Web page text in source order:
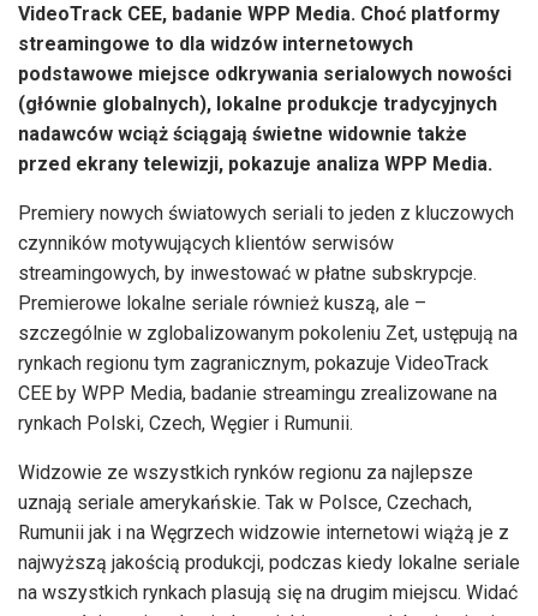
VideoTrack CEE, badanie WPP Media. Choć platformy
streamingowe to dla widzów internetowych
podstawowe miejsce odkrywania serialowych nowości
(głównie globalnych), lokalne produkcje tradycyjnych
nadawców wciąż ściągają świetne widownie także
przed ekrany telewizji, pokazuje analiza WPP Media.
Premiery nowych światowych seriali to jeden z kluczowych
czynników motywujących klientów serwisów
streamingowych, by inwestować w płatne subskrypcje.
Premierowe lokalne seriale również kuszą, ale –
szczególnie w zglobalizowanym pokoleniu Zet, ustępują na
rynkach regionu tym zagranicznym, pokazuje VideoTrack
CEE by WPP Media, badanie streamingu zrealizowane na
rynkach Polski, Czech, Węgier i Rumunii.
Widzowie ze wszystkich rynków regionu za najlepsze
uznają seriale amerykańskie. Tak w Polsce, Czechach,
Rumunii jak i na Węgrzech widzowie internetowi wiążą je z
najwyższą jakością produkcji, podczas kiedy lokalne seriale
na wszystkich rynkach plasują się na drugim miejscu. Widać